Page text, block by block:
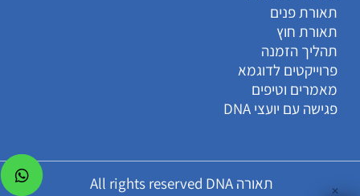
תאורת פנים
תאורת חוץ
תהליך הזמנה
פרוייקטים לדוגמא
מאמרים וטיפים
פגישה עם יועצי DNA
תאורה All rights reserved DNA ✕